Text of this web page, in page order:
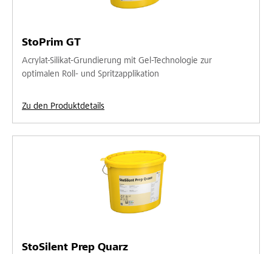
StoPrim GT
Acrylat-Silikat-Grundierung mit Gel-Technologie zur
optimalen Roll- und Spritzapplikation
Zu den Produktdetails
StoSilent Prep Quarz